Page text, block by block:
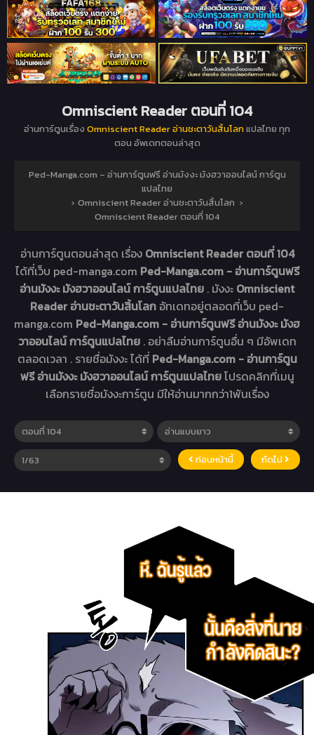
Omniscient Reader ตอนที่ 104
อ่านการ์ตูนเรื่อง Omniscient Reader อ่านชะตาวันสิ้นโลกแปลไทย ทุก
ตอน อัพเดทตอนล่าสุด
Ped-Manga.com – อ่านการ์ตูนฟรี อ่านมังงะ มังฮวาออนไลน์ การ์ตูน
แปลไทย
› Omniscient Reader อ่านชะตาวันสิ้นโลก ›
Omniscient Reader ตอนที่ 104
อ่านการ์ตูนตอนล่าสุด เรื่อง Omniscient Reader ตอนที่ 104
ได้ที่เว็บ ped-manga.com Ped-Manga.com - อ่านการ์ตูนฟรี
อ่านมังงะ มังฮวาออนไลน์ การ์ตูนแปลไทย . มังงะ Omniscient
Reader อ่านชะตาวันสิ้นโลก อัทเดทอยู่ตลอดที่เว็บ ped-
manga.com Ped-Manga.com - อ่านการ์ตูนฟรี อ่านมังงะ มังฮ
วาออนไลน์ การ์ตูนแปลไทย . อย่าลืมอ่านการ์ตูนอื่น ๆ มีอัพเดท
ตลอดเวลา . รายชื่อมังงะ ได้ที่ Ped-Manga.com - อ่านการ์ตูน
ฟรี อ่านมังงะ มังฮวาออนไลน์ การ์ตูนแปลไทยโปรดคลิกที่เมนู
เลือกรายชื่อมังงะการ์ตูน มีให้อ่านมากกว่า1พันเรื่อง
ก่อนหน้านี้ ถัดไป